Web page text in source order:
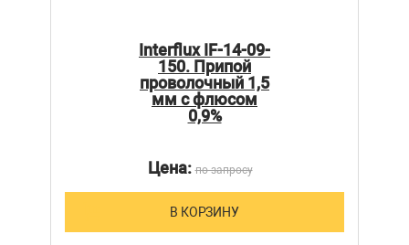
Interflux IF-14-09-
150. Припой
проволочный 1,5
мм с флюсом
0,9%
Цена:по запросу
В КОРЗИНУ